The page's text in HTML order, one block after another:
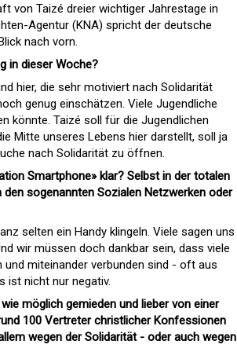
von Taizé dreier wichtiger Jahrestage in
Agentur (KNA) spricht der deutsche
nach vorn.
in dieser Woche?
hier, die sehr motiviert nach Solidarität
genug einschätzen. Viele Jugendliche
könnte. Taizé soll für die Jugendlichen
Mitte unseres Lebens hier darstellt, soll ja
nach Solidarität zu öffnen.
Smartphone» klar? Selbst in der totalen
sogenannten Sozialen Netzwerken oder
selten ein Handy klingeln. Viele sagen uns
wir müssen doch dankbar sein, dass viele
und miteinander verbunden sind - oft aus
ist nicht nur negativ.
möglich gemieden und lieber von einer
100 Vertreter christlicher Konfessionen
wegen der Solidarität - oder auch wegen